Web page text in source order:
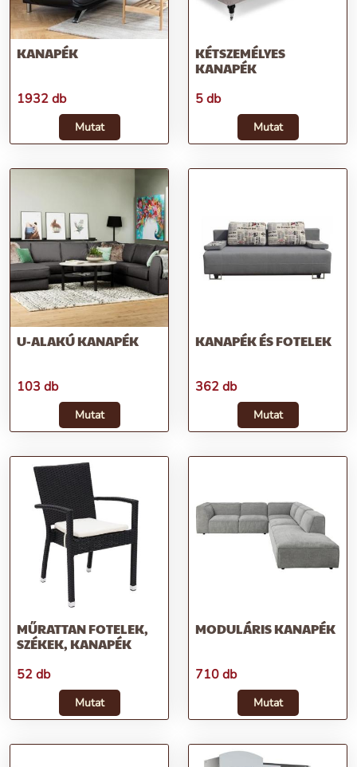
KANAPÉK
1932 db
Mutat
KÉTSZEMÉLYES
KANAPÉK
5 db
Mutat
U-ALAKÚ KANAPÉK
103 db
Mutat
KANAPÉK ÉS FOTELEK
362 db
Mutat
MŰRATTAN FOTELEK,
SZÉKEK, KANAPÉK
52 db
Mutat
MODULÁRIS KANAPÉK
710 db
Mutat